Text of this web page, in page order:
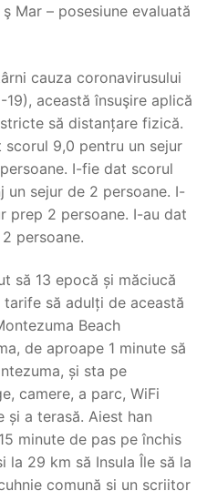
Mar – posesiune evaluată
cauza coronavirusului
19), această însuşire aplică
să distanțare fizică.
scorul 9,0 pentru un sejur
I-fie dat scorul
un sejur de 2 persoane. I-
prep 2 persoane. I-au dat
persoane.
să 13 epocă și măciucă
să adulți de această
Beach
de aproape 1 minute să
și sta pe
camere, a parc, WiFi
a terasă. Aiest han
minute de pas pe închis
la 29 km să Insula Île să la
comună și un scriitor